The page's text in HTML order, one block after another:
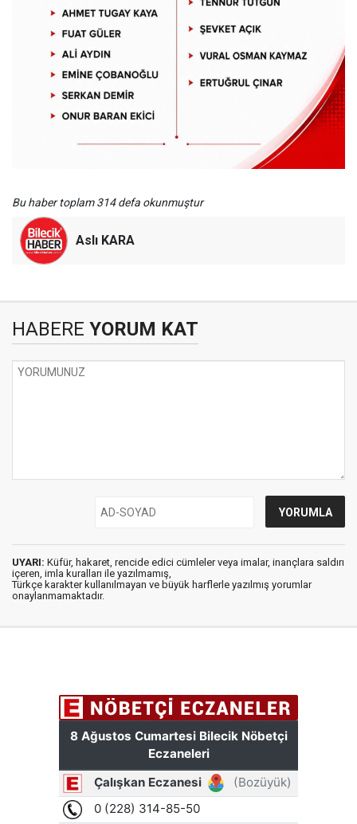
Bu haber toplam 314 defa okunmuştur
Aslı KARA
HABERE YORUM KAT
UYARI: Küfür, hakaret, rencide edici cümleler veya imalar, inançlara saldırı
içeren, imla kuralları ile yazılmamış,
Türkçe karakter kullanılmayan ve büyük harflerle yazılmış yorumlar
onaylanmamaktadır.